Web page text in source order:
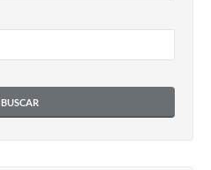
BUSCAR